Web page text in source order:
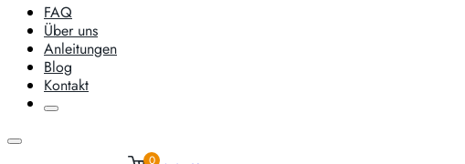
FAQ
Über uns
Anleitungen
Blog
Kontakt
0